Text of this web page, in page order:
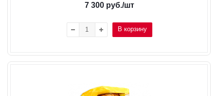
7 300руб./шт
В корзину